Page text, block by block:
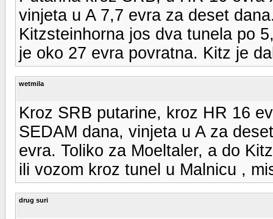
vinjeta u A 7,7 evra za deset
Kitzsteinhorna jos dva tunela po
je oko 27 evra povratna. Kitz je
wetmila
Kroz SRB putarine, kroz HR 16
SEDAM dana, vinjeta u A za
evra. Toliko za Moeltaler, a do
ili vozom kroz tunel u Malnicu ,
drug suri